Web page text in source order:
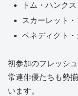
トム・ハンクス
スカーレット
ベネディクト
初参加のフレッシ
常連俳優たちも勢
います。